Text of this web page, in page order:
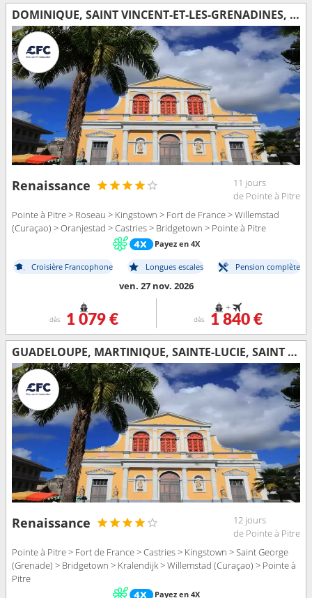
DOMINIQUE, SAINT VINCENT-ET-LES-GRENADINES, MARTINIQUE, ARUBA, SAINTE-LUCIE, BARBADE, GUADELOUPE
Renaissance
11 jours
de Pointe à Pitre
Pointe à Pitre > Roseau > Kingstown > Fort de France > Willemstad
(Curaçao) > Oranjestad > Castries > Bridgetown > Pointe à Pitre
Payez en 4X
Croisière Francophone Longues escales Pension complète
ven. 27 nov. 2026
dès 1 079 €
+
dès 1 840 €
GUADELOUPE, MARTINIQUE, SAINTE-LUCIE, SAINT VINCENT-ET-LES-GRENADINES, GRENADE, BARBADE, BONAIRE
Renaissance
12 jours
de Pointe à Pitre
Pointe à Pitre > Fort de France > Castries > Kingstown > Saint George
(Grenade) > Bridgetown > Kralendijk > Willemstad (Curaçao) > Pointe à
Pitre
Payez en 4X